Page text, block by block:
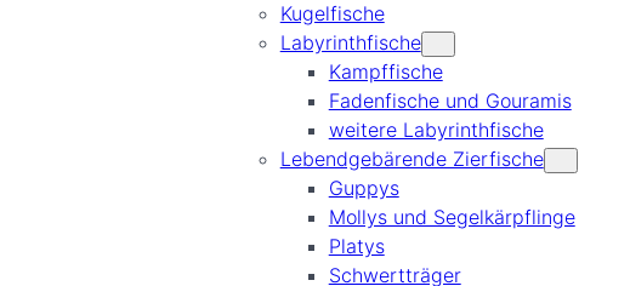
Kugelfische
Labyrinthfische
Kampffische
Fadenfische und Gouramis
weitere Labyrinthfische
Lebendgebärende Zierfische
Guppys
Mollys und Segelkärpflinge
Platys
Schwertträger